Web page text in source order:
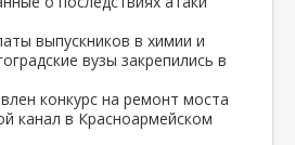
выпускников в химии и
вузы закрепились в
конкурс на ремонт моста
канал в Красноармейском